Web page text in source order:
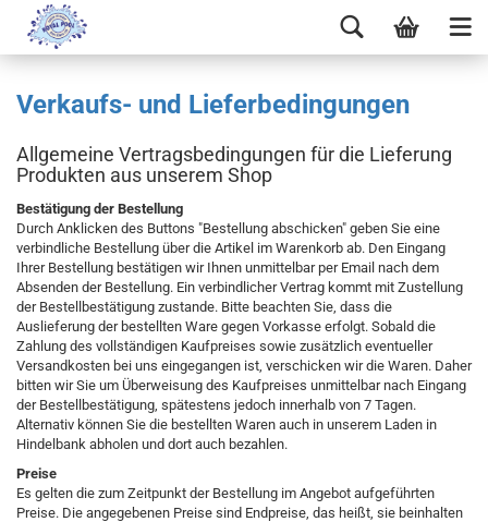
Verkaufs- und Lieferbedingungen
Allgemeine Vertragsbedingungen für die Lieferung
Produkten aus unserem Shop
Bestätigung der Bestellung
Durch Anklicken des Buttons "Bestellung abschicken" geben Sie eine
verbindliche Bestellung über die Artikel im Warenkorb ab. Den Eingang
Ihrer Bestellung bestätigen wir Ihnen unmittelbar per Email nach dem
Absenden der Bestellung. Ein verbindlicher Vertrag kommt mit Zustellung
der Bestellbestätigung zustande. Bitte beachten Sie, dass die
Auslieferung der bestellten Ware gegen Vorkasse erfolgt. Sobald die
Zahlung des vollständigen Kaufpreises sowie zusätzlich eventueller
Versandkosten bei uns eingegangen ist, verschicken wir die Waren. Daher
bitten wir Sie um Überweisung des Kaufpreises unmittelbar nach Eingang
der Bestellbestätigung, spätestens jedoch innerhalb von 7 Tagen.
Alternativ können Sie die bestellten Waren auch in unserem Laden in
Hindelbank abholen und dort auch bezahlen.
Preise
Es gelten die zum Zeitpunkt der Bestellung im Angebot aufgeführten
Preise. Die angegebenen Preise sind Endpreise, das heißt, sie beinhalten